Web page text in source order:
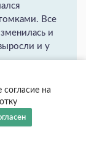
Все
и
и у
ли я иду?»
на